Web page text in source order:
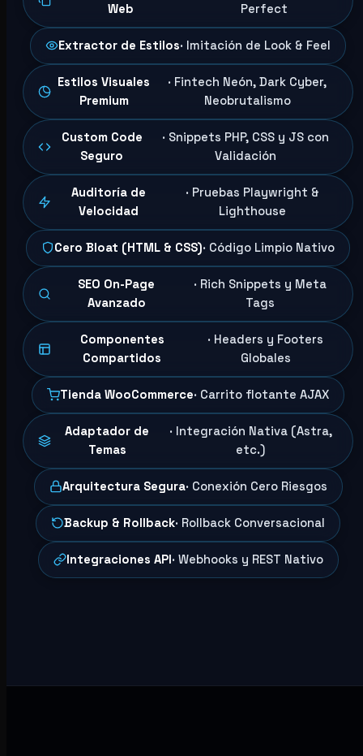
Web
Perfect
Extractor de Estilos· Imitación de Look & Feel
Estilos Visuales
Premium
· Fintech Neón, Dark Cyber,
Neobrutalismo
Custom Code
Seguro
· Snippets PHP, CSS y JS con
Validación
Auditoría de
Velocidad
· Pruebas Playwright &
Lighthouse
Cero Bloat (HTML & CSS)· Código Limpio Nativo
SEO On-Page
Avanzado
· Rich Snippets y Meta
Tags
Componentes
Compartidos
· Headers y Footers
Globales
Tienda WooCommerce· Carrito flotante AJAX
Adaptador de
Temas
· Integración Nativa (Astra,
etc.)
Arquitectura Segura· Conexión Cero Riesgos
Backup & Rollback· Rollback Conversacional
Integraciones API· Webhooks y REST Nativo